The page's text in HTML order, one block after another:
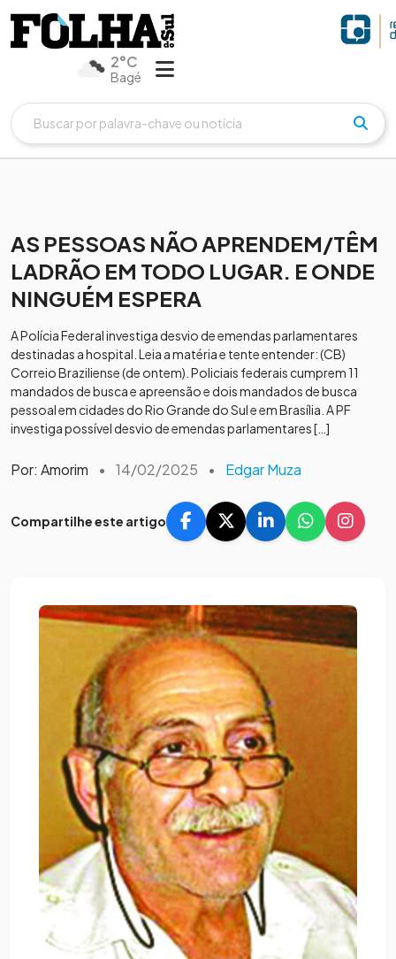
2°C
Bagé
AS PESSOAS NÃO APRENDEM/TÊM
LADRÃO EM TODO LUGAR. E ONDE
NINGUÉM ESPERA
A Polícia Federal investiga desvio de emendas parlamentares
destinadas a hospital. Leia a matéria e tente entender: (CB)
Correio Braziliense (de ontem). Policiais federais cumprem 11
mandados de busca e apreensão e dois mandados de busca
pessoal em cidades do Rio Grande do Sul e em Brasília. A PF
investiga possível desvio de emendas parlamentares […]
Por: Amorim • 14/02/2025 • Edgar Muza
Compartilhe este artigo